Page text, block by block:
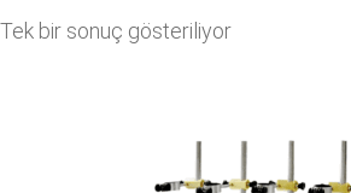
Tek bir sonuç gösteriliyor